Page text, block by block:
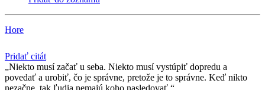
Hore
Pridať citát
Niekto musí začať u seba. Niekto musí vystúpiť dopredu a
povedať a urobiť, čo je správne, pretože je to správne. Keď nikto
nezačne, tak ľudia nemajú koho nasledovať.